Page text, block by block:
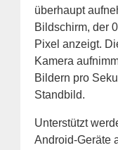
überhaupt
Bildschirm, der
Pixel anzeigt.
Kamera
Bildern pro
Standbild.
Unterstützt
Android-Geräte